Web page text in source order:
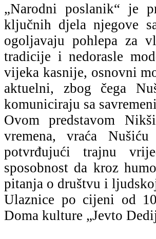
„Narodni poslanik“ je
ključnih djela njegove
ogoljavaju pohlepa za
tradicije i nedorasle
vijeka kasnije, osnovni
aktuelni, zbog čega
komuniciraju sa
Ovom predstavom
vremena, vraća
potvrđujući trajnu
sposobnost da kroz
pitanja o društvu i
Ulaznice po cijeni od
Doma kulture „Jevto